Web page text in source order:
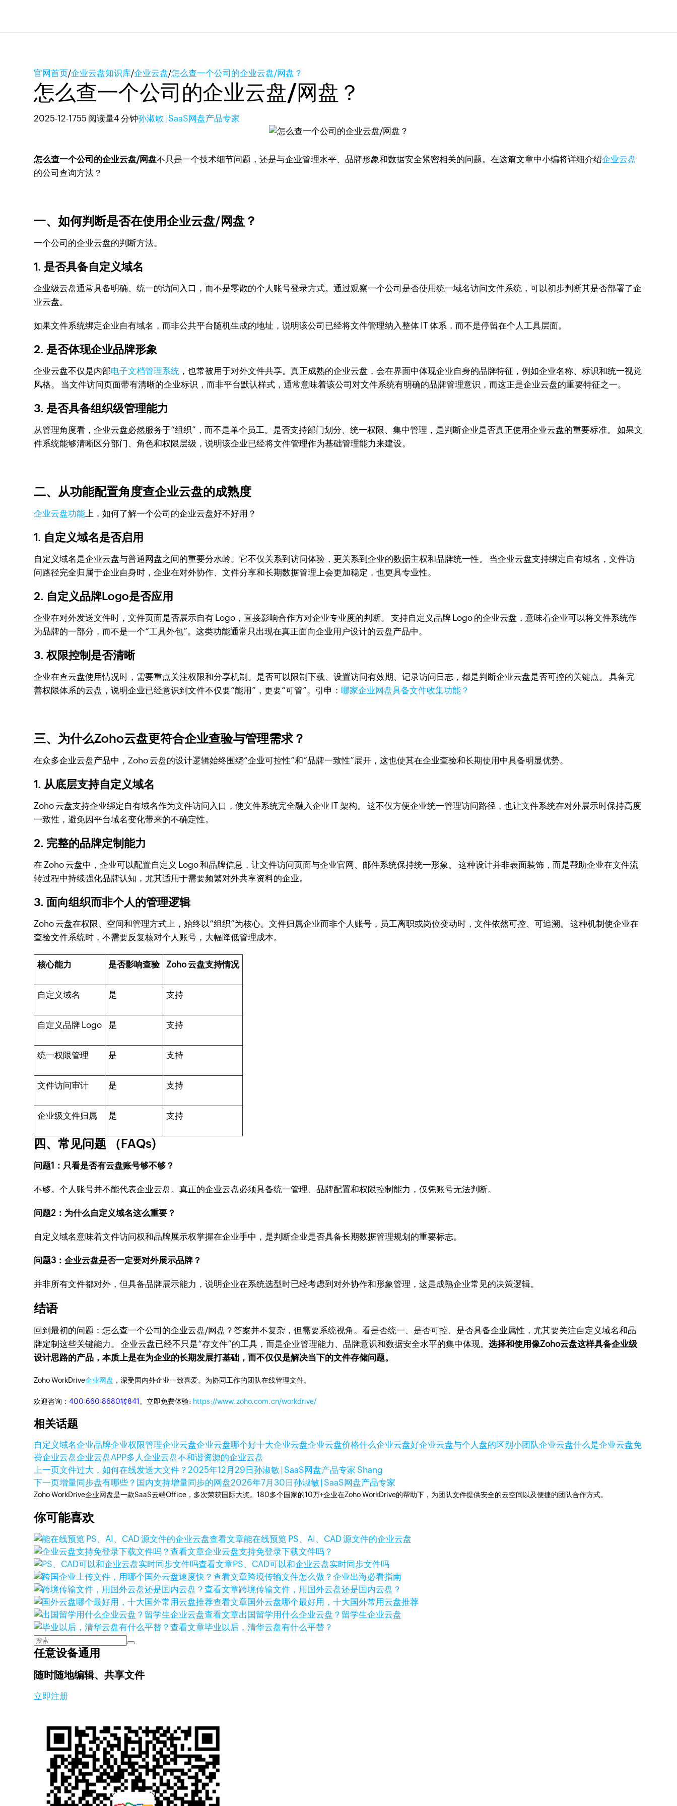
官网首页/企业云盘知识库/企业云盘/怎么查一个公司的企业云盘/网盘？
怎么查一个公司的企业云盘/网盘？
2025-12-1755 阅读量4 分钟孙淑敏 | SaaS网盘产品专家
怎么查一个公司的企业云盘/网盘不只是一个技术细节问题，还是与企业管理水平、品牌形象和数据安全紧密相关的问题。在这篇文章中小编将详细介绍企业云盘
的公司查询方法？
一、如何判断是否在使用企业云盘/网盘？
一个公司的企业云盘的判断方法。
1. 是否具备自定义域名
企业级云盘通常具备明确、统一的访问入口，而不是零散的个人账号登录方式。通过观察一个公司是否使用统一域名访问文件系统，可以初步判断其是否部署了企
业云盘。
如果文件系统绑定企业自有域名，而非公共平台随机生成的地址，说明该公司已经将文件管理纳入整体 IT 体系，而不是停留在个人工具层面。
2. 是否体现企业品牌形象
企业云盘不仅是内部电子文档管理系统 ，也常被用于对外文件共享。真正成熟的企业云盘，会在界面中体现企业自身的品牌特征，例如企业名称、标识和统一视觉
风格。 当文件访问页面带有清晰的企业标识，而非平台默认样式，通常意味着该公司对文件系统有明确的品牌管理意识，而这正是企业云盘的重要特征之一。
3. 是否具备组织级管理能力
从管理角度看，企业云盘必然服务于“组织”，而不是单个员工。是否支持部门划分、统一权限、集中管理，是判断企业是否真正使用企业云盘的重要标准。 如果文
件系统能够清晰区分部门、角色和权限层级，说明该企业已经将文件管理作为基础管理能力来建设。
二、从功能配置角度查企业云盘的成熟度
企业云盘功能上，如何了解一个公司的企业云盘好不好用？
1. 自定义域名是否启用
自定义域名是企业云盘与普通网盘之间的重要分水岭。它不仅关系到访问体验，更关系到企业的数据主权和品牌统一性。 当企业云盘支持绑定自有域名，文件访
问路径完全归属于企业自身时，企业在对外协作、文件分享和长期数据管理上会更加稳定，也更具专业性。
2. 自定义品牌Logo是否应用
企业在对外发送文件时，文件页面是否展示自有 Logo，直接影响合作方对企业专业度的判断。 支持自定义品牌 Logo 的企业云盘，意味着企业可以将文件系统作
为品牌的一部分，而不是一个“工具外包”。这类功能通常只出现在真正面向企业用户设计的云盘产品中。
3. 权限控制是否清晰
企业在查云盘使用情况时，需要重点关注权限和分享机制。是否可以限制下载、设置访问有效期、记录访问日志，都是判断企业云盘是否可控的关键点。 具备完
善权限体系的云盘，说明企业已经意识到文件不仅要“能用”，更要“可管”。引申：哪家企业网盘具备文件收集功能？
三、为什么Zoho云盘更符合企业查验与管理需求？
在众多企业云盘产品中，Zoho 云盘的设计逻辑始终围绕“企业可控性”和“品牌一致性”展开，这也使其在企业查验和长期使用中具备明显优势。
1. 从底层支持自定义域名
Zoho 云盘支持企业绑定自有域名作为文件访问入口，使文件系统完全融入企业 IT 架构。 这不仅方便企业统一管理访问路径，也让文件系统在对外展示时保持高度
一致性，避免因平台域名变化带来的不确定性。
2. 完整的品牌定制能力
在 Zoho 云盘中，企业可以配置自定义 Logo 和品牌信息，让文件访问页面与企业官网、邮件系统保持统一形象。 这种设计并非表面装饰，而是帮助企业在文件流
转过程中持续强化品牌认知，尤其适用于需要频繁对外共享资料的企业。
3. 面向组织而非个人的管理逻辑
Zoho 云盘在权限、空间和管理方式上，始终以“组织”为核心。文件归属企业而非个人账号，员工离职或岗位变动时，文件依然可控、可追溯。 这种机制使企业在
查验文件系统时，不需要反复核对个人账号，大幅降低管理成本。
核心能力 是否影响查验 Zoho 云盘支持情况
自定义域名 是 支持
自定义品牌 Logo 是 支持
统一权限管理 是 支持
文件访问审计 是 支持
企业级文件归属 是 支持
四、常见问题 （FAQs)
问题1：只看是否有云盘账号够不够？
不够。个人账号并不能代表企业云盘。真正的企业云盘必须具备统一管理、品牌配置和权限控制能力，仅凭账号无法判断。
问题2：为什么自定义域名这么重要？
自定义域名意味着文件访问权和品牌展示权掌握在企业手中，是判断企业是否具备长期数据管理规划的重要标志。
问题3：企业云盘是否一定要对外展示品牌？
并非所有文件都对外，但具备品牌展示能力，说明企业在系统选型时已经考虑到对外协作和形象管理，这是成熟企业常见的决策逻辑。
结语
回到最初的问题：怎么查一个公司的企业云盘/网盘？答案并不复杂，但需要系统视角。看是否统一、是否可控、是否具备企业属性，尤其要关注自定义域名和品
牌定制这些关键能力。 企业云盘已经不只是“存文件”的工具，而是企业管理能力、品牌意识和数据安全水平的集中体现。选择和使用像Zoho云盘这样具备企业级
设计思路的产品，本质上是在为企业的长期发展打基础，而不仅仅是解决当下的文件存储问题。
Zoho WorkDrive企业网盘 ，深受国内外企业一致喜爱。为协同工作的团队在线管理文件。
欢迎咨询：400-660-8680转841 。立即免费体验: https://www.zoho.com.cn/workdrive/
相关话题
自定义域名企业品牌企业权限管理企业云盘企业云盘哪个好十大企业云盘企业云盘价格什么企业云盘好企业云盘与个人盘的区别小团队企业云盘什么是企业云盘免
费企业云盘企业云盘APP多人企业云盘不和谐资源的企业云盘
上一页文件过大，如何在线发送大文件？2025年12月29日孙淑敏 | SaaS网盘产品专家 Shang
下一页增量同步盘有哪些？国内支持增量同步的网盘2026年7月30日孙淑敏 | SaaS网盘产品专家
Zoho WorkDrive企业网盘是一款SaaS云端Office，多次荣获国际大奖。180多个国家的10万+企业在Zoho WorkDrive的帮助下，为团队文件提供安全的云空间以及便捷的团队合作方式。
你可能喜欢
查看文章能在线预览 PS、AI、CAD 源文件的企业云盘
查看文章企业云盘支持免登录下载文件吗？
查看文章PS、CAD可以和企业云盘实时同步文件吗
查看文章跨境传输文件怎么做？企业出海必看指南
查看文章跨境传输文件，用国外云盘还是国内云盘？
查看文章国外云盘哪个最好用，十大国外常用云盘推荐
查看文章出国留学用什么企业云盘？留学生企业云盘
查看文章毕业以后，清华云盘有什么平替？
任意设备通用
随时随地编辑、共享文件
立即注册